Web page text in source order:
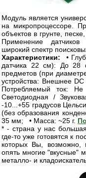
Модуль является
на микропроцессоре.
объектов в грунте,
Применение
широкий спектр
Характеристики: •
датчика 22 см): До 28
предметов (при
устройства: Внешнее
Потребляемый ток:
Светодиодная /
-10...+55 градусов
(без образования
35 мм; • Масса: ~25 г.
* - страна у нас
где-то уже готовятся к
которых Вы, возможно,
опять многие "вкусные"
металло- и